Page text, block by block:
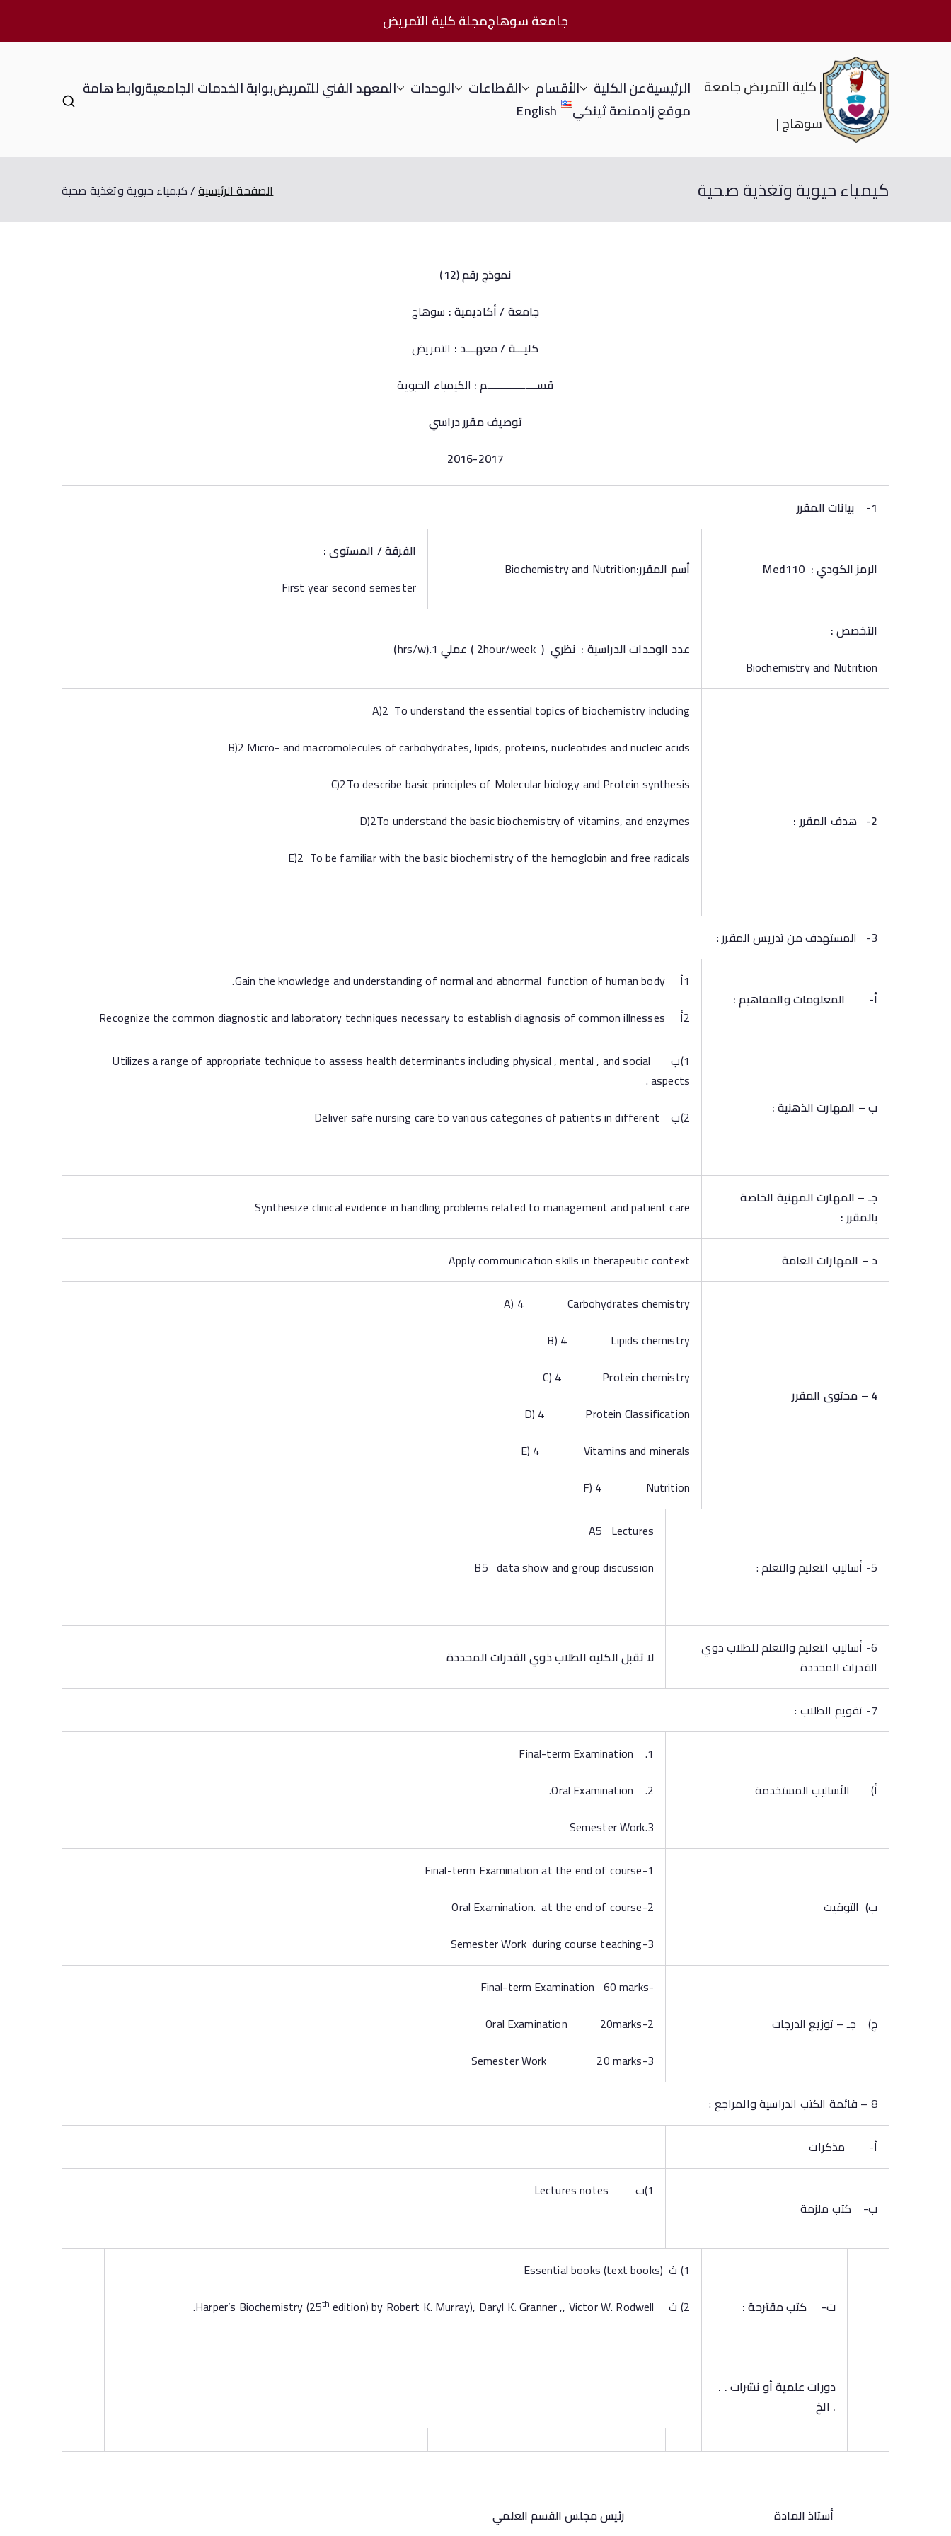
جامعة سوهاجمجلة كلية التمريض
| كلية التمريض جامعة
سوهاج |
الرئيسيةعن الكلية الأقسام القطاعات الوحدات المعهد الفني للتمريضبوابة الخدمات الجامعيةروابط هامة
موقع زادمنصة ثينكي English
كيمياء حيوية وتغذية صحية الصفحة الرئيسية كيمياء حيوية وتغذية صحية
نموذج رقم (12)
جامعة / أكاديمية : سوهاج
كليـــة / معهـــد : التمريض
قســـــــــــــــــم : الكيمياء الحيوية
توصيف مقرر دراسي
2016-2017
1- بيانات المقرر
الرمز الكودي : Med110 أسم المقرر:Biochemistry and Nutrition
الفرقة / المستوى :
First year second semester
التخصص :
Biochemistry and Nutrition
عدد الوحدات الدراسية : نظري (
2hour/week
) عمليhrs/w
).1
)
2- هدف المقرر :
A)2 To understand the essential topics of biochemistry including
B)2 Micro- and macromolecules of carbohydrates, lipids, proteins, nucleotides and nucleic acids
C)2To describe basic principles of Molecular biology and Protein synthesis
D)2To understand the basic biochemistry of vitamins, and enzymes
E)2 To be familiar with the basic biochemistry of the hemoglobin and free radicals
3- المستهدف من تدريس المقرر :
أ‌- المعلومات والمفاهيم:
1أ Gain the knowledge and understanding of normal and abnormal function of human body.
2أ Recognize the common diagnostic and laboratory techniques necessary to establish diagnosis of common illnesses
ب – المهارت الذهنية :
1)ب Utilizes a range of appropriate technique to assess health determinants including physical , mental , and social
aspects .
2)ب Deliver safe nursing care to various categories of patients in different
جـ – المهارت المهنية الخاصة
بالمقرر :
Synthesize clinical evidence in handling problems related to management and patient care
د – المهارات العامة Apply communication skills in therapeutic context
4 – محتوى المقرر
A) 4 Carbohydrates chemistry
B) 4 Lipids chemistry
C) 4 Protein chemistry
D) 4 Protein Classification
E) 4 Vitamins and minerals
F) 4 Nutrition
5- أساليب التعليم والتعلم :
A5 Lectures
B5 data show and group discussion
6- أساليب التعليم والتعلم للطلاب ذوي
القدرات المحددة
لا تقبل الكليه الطلاب ذوي القدرات المحددة
7- تقويم الطلاب :
‌أ) الأساليب المستخدمة
1. Final-term Examination
2. Oral Examination.
3.Semester Work
‌ب) التوقيت
1-Final-term Examination at the end of course
2-Oral Examination. at the end of course
3-Semester Work during course teaching
‌ج) جـ – توزيع الدرجات
-Final-term Examination 60 marks
2-Oral Examination 20marks
3-Semester Work 20 marks
8 – قائمة الكتب الدراسية والمراجع :
أ‌- مذكرات
ب‌- كتب ملزمة
1)ب Lectures notes
ت‌-كتب مقترحة :
1) ث Essential books (text books)
2) ث Harper’s Biochemistry (25
th edition) by Robert K. Murray), Daryl K. Granner ,, Victor W. Rodwell.
دورات علمية أو نشرات . .
. الخ
أستاذ المادة رئيس مجلس القسم العلمي